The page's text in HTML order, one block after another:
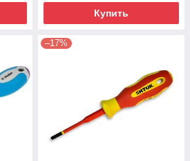
Купить
–17%